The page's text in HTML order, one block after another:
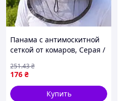
Панама с антимоскитной
сеткой от комаров, Серая /
антимоскитная шляпа для
рыбалки и пчеловодства
176 ₴
251.43₴
Купить